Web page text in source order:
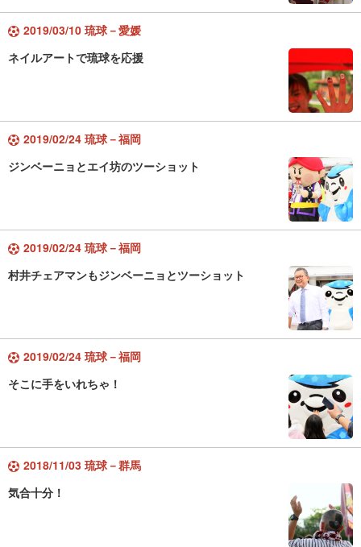
2019/03/10 琉球－愛媛
ネイルアートで琉球を応援
2019/02/24 琉球－福岡
ジンベーニョとエイ坊のツーショット
2019/02/24 琉球－福岡
村井チェアマンもジンベーニョとツーショット
2019/02/24 琉球－福岡
そこに手をいれちゃ！
2018/11/03 琉球－群馬
気合十分！